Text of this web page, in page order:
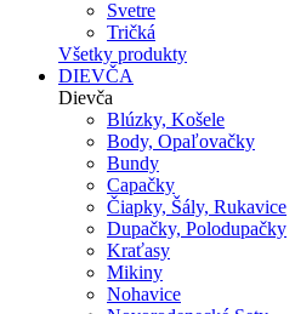
Svetre
Tričká
Všetky produkty
DIEVČA
Dievča
Blúzky, Košele
Body, Opaľovačky
Bundy
Capačky
Čiapky, Šály, Rukavice
Dupačky, Polodupačky
Kraťasy
Mikiny
Nohavice